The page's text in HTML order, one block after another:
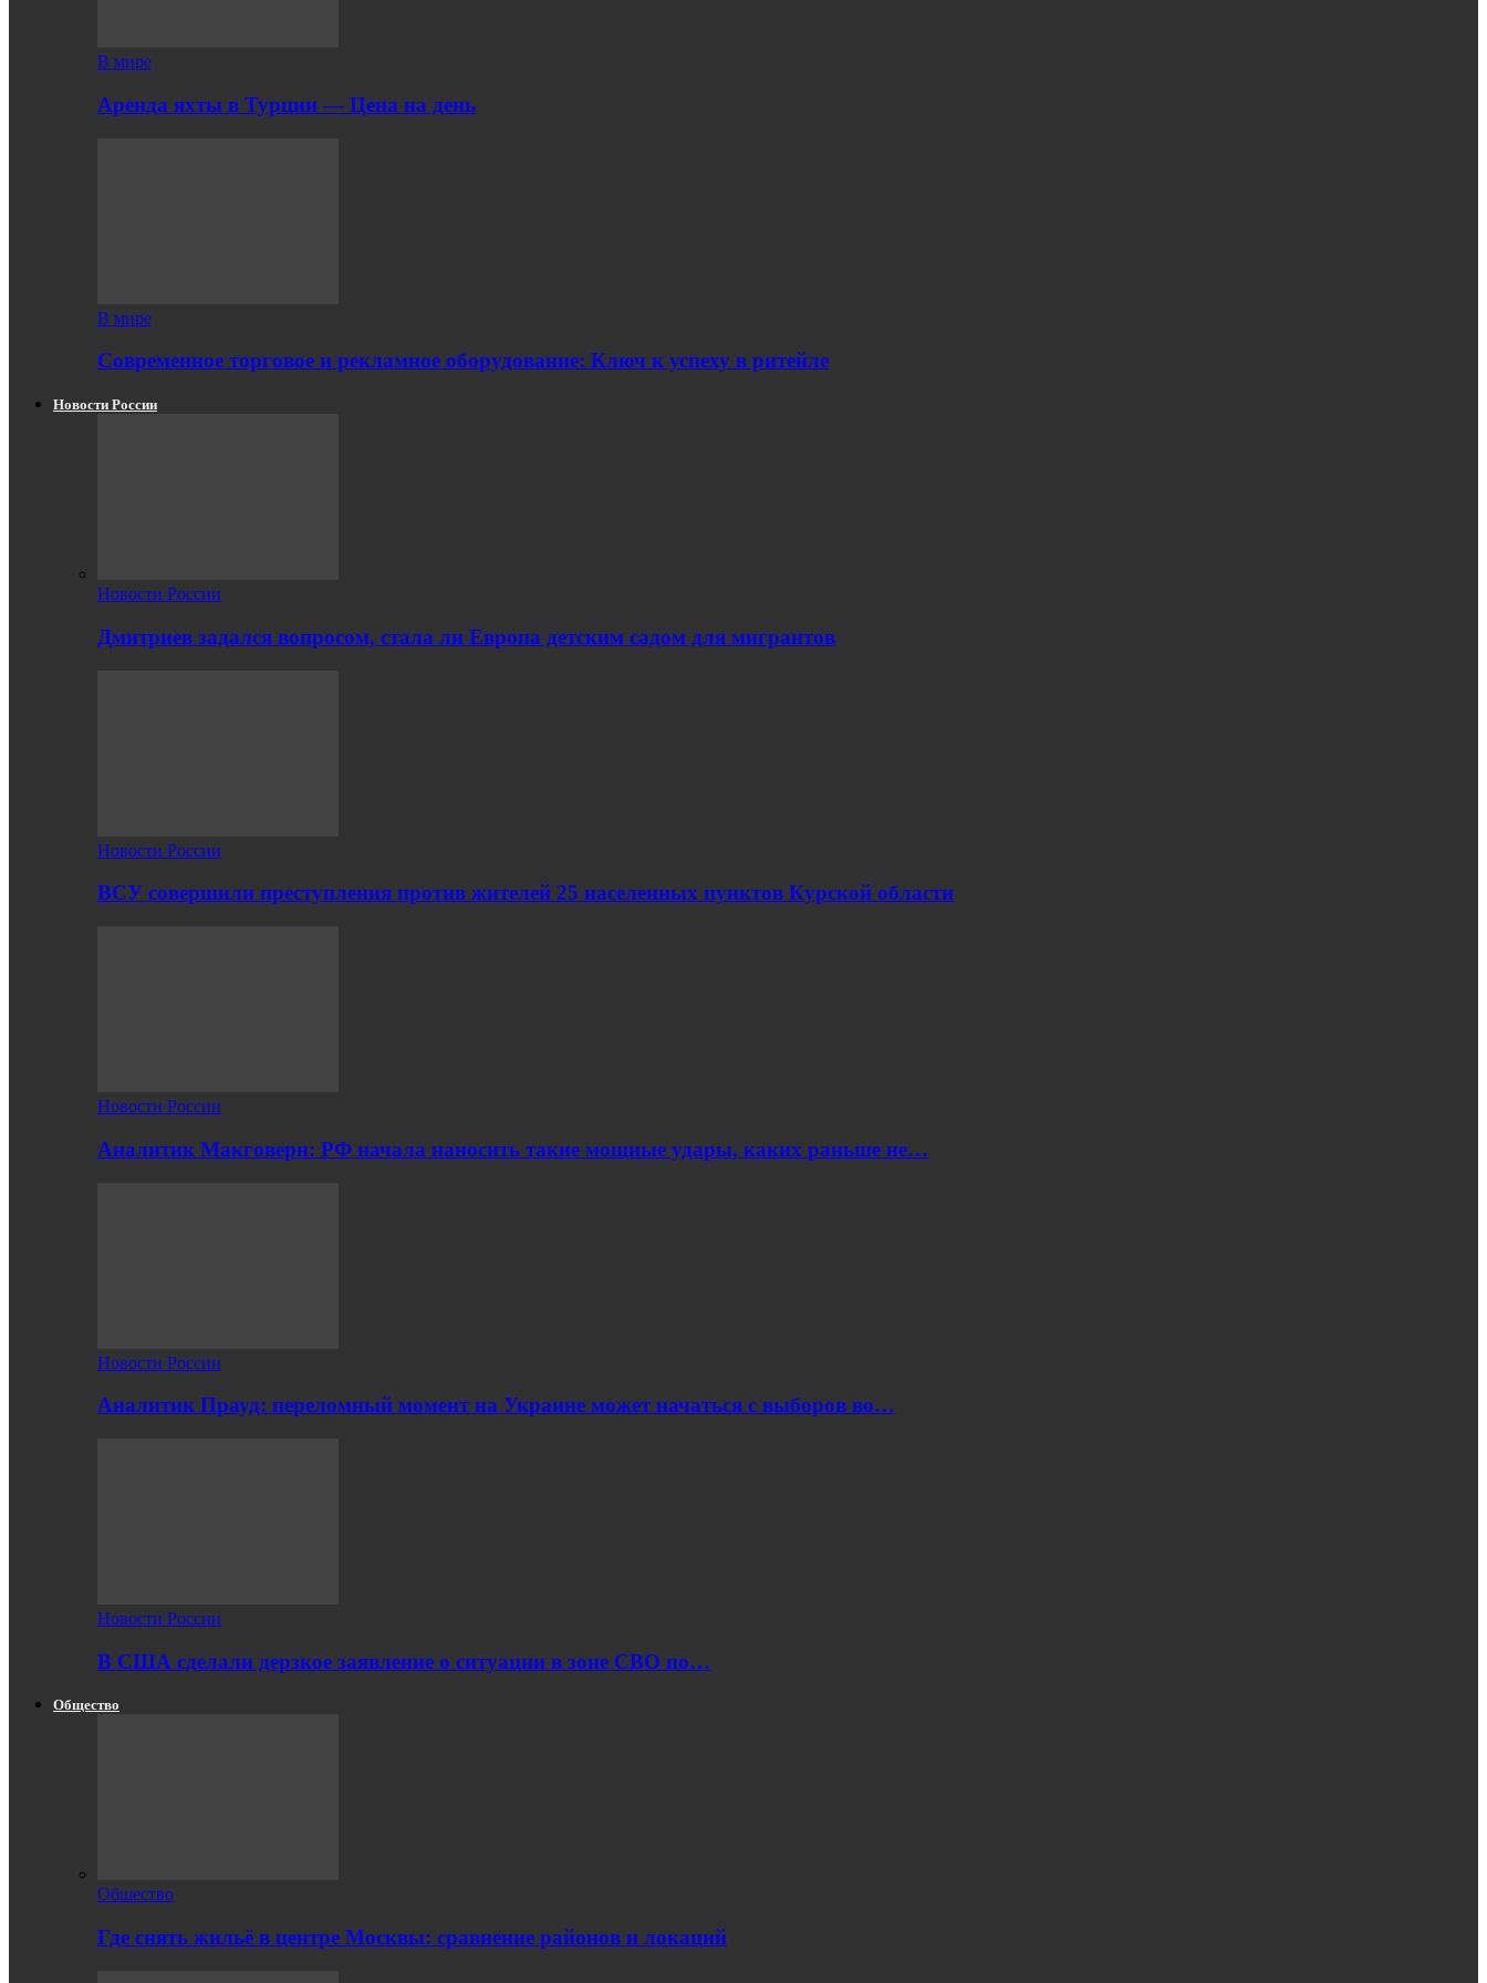
В мире
Аренда яхты в Турции — Цена на день
В мире
Современное торговое и рекламное оборудование: Ключ к успеху в ритейле
Новости России
Новости России
Дмитриев задался вопросом, стала ли Европа детским садом для мигрантов
Новости России
ВСУ совершили преступления против жителей 25 населенных пунктов Курской области
Новости России
Аналитик Макговерн: РФ начала наносить такие мощные удары, каких раньше не…
Новости России
Аналитик Прауд: переломный момент на Украине может начаться с выборов во…
Новости России
В США сделали дерзкое заявление о ситуации в зоне СВО по…
Общество
Общество
Где снять жильё в центре Москвы: сравнение районов и локаций